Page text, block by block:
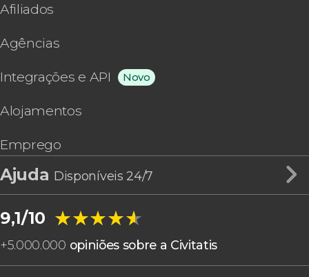
Afiliados
Agências
Integrações e API Novo
Alojamentos
Emprego
Ajuda Disponíveis 24/7
9,1/10 ★★★★★
★★★★★
+5.000.000 opiniões sobre a Civitatis